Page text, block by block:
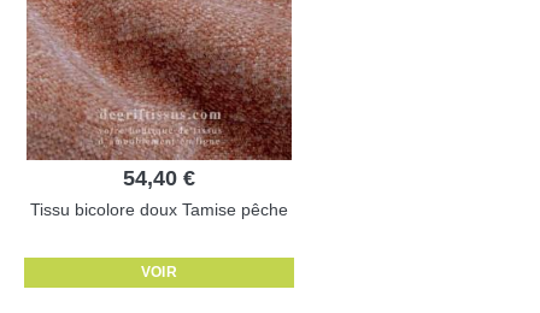
54,40 €
Tissu bicolore doux Tamise pêche
VOIR